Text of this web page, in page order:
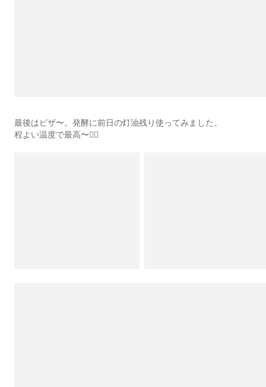
最後はピザ〜。発酵に前日の灯油残り使ってみました。
程よい温度で最高〜🙆‍♂️